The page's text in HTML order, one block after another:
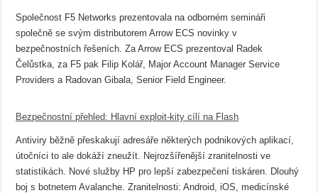
Společnost F5 Networks prezentovala na odborném semináři
společně se svým distributorem Arrow ECS novinky v
bezpečnostních řešeních. Za Arrow ECS prezentoval Radek
Čelůstka, za F5 pak Filip Kolář, Major Account Manager Service
Providers a Radovan Gibala, Senior Field Engineer.
Bezpečnostní přehled: Hlavní exploit-kity cílí na Flash
Antiviry běžně přeskakují adresáře některých podnikových aplikací,
útočníci to ale dokáží zneužít. Nejrozšířenější zranitelnosti ve
statistikách. Nové služby HP pro lepší zabezpečení tiskáren. Dlouhý
boj s botnetem Avalanche. Zranitelnosti: Android, iOS, medicínské